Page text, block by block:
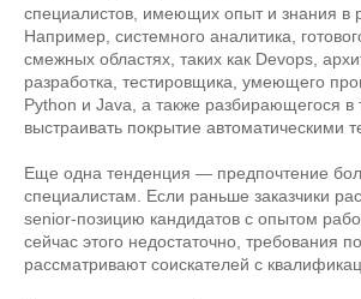
специалистов, имеющих опыт и знания в
Например, системного аналитика,
смежных областях, таких как Devops,
разработка, тестировщика, умеющего
Python и Java, а также разбирающегося в
выстраивать покрытие автоматическими
Еще одна тенденция — предпочтение
специалистам. Если раньше заказчики
senior-позицию кандидатов с опытом
сейчас этого недостаточно, требования
рассматривают соискателей с